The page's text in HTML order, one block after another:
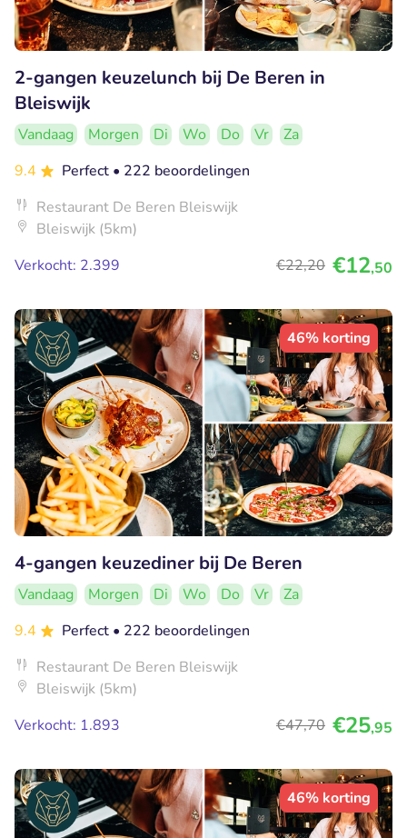
2-gangen keuzelunch bij De Beren in
Bleiswijk
Vandaag Morgen Di Wo Do Vr
Za
9.4
Perfect • 222 beoordelingen
Restaurant De Beren Bleiswijk
Bleiswijk (5km)
Verkocht: 2.399
€22,20 €12,50
46% korting
4-gangen keuzediner bij De Beren
Vandaag Morgen Di Wo Do Vr
Za
9.4
Perfect • 222 beoordelingen
Restaurant De Beren Bleiswijk
Bleiswijk (5km)
Verkocht: 1.893
€47,70 €25,95
46% korting